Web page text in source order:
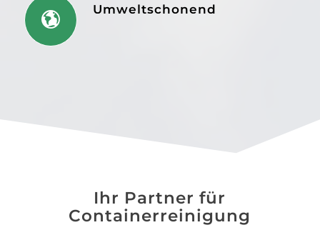
Umweltschonend
Ihr Partner für
Containerreinigung